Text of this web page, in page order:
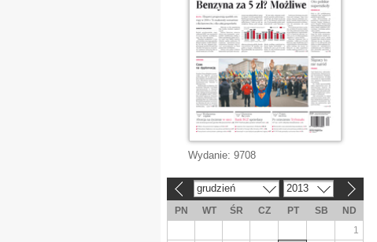
Wydanie: 9708
grudzień 2013
PN WT ŚR CZ PT SB
ND
1